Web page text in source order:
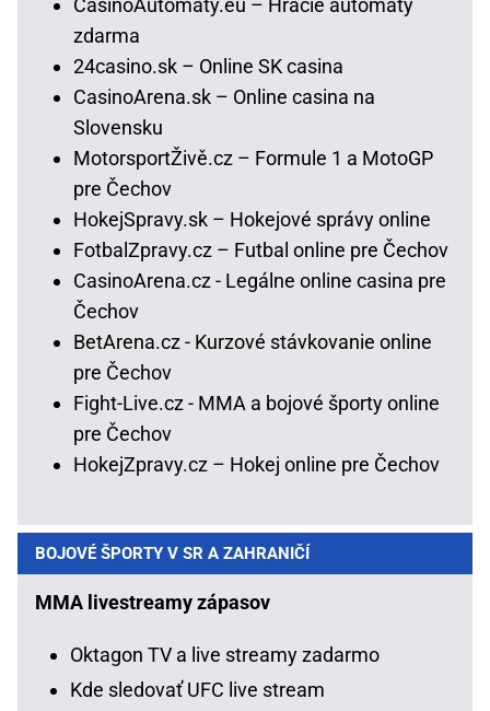
zdarma
24casino.sk – Online SK casina
CasinoArena.sk – Online casina na
Slovensku
MotorsportŽivě.cz – Formule 1 a MotoGP
pre Čechov
HokejSpravy.sk – Hokejové správy online
FotbalZpravy.cz – Futbal online pre Čechov
CasinoArena.cz - Legálne online casina pre
Čechov
BetArena.cz - Kurzové stávkovanie online
pre Čechov
Fight-Live.cz - MMA a bojové športy online
pre Čechov
HokejZpravy.cz – Hokej online pre Čechov
BOJOVÉ ŠPORTY V SR A ZAHRANIČÍ
MMA livestreamy zápasov
Oktagon TV a live streamy zadarmo
Kde sledovať UFC live stream